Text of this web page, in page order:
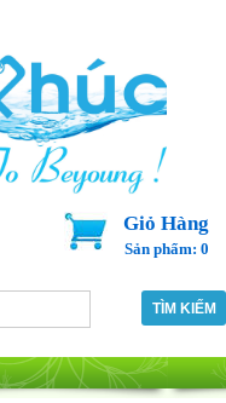
Giỏ Hàng
Sản phẩm: 0